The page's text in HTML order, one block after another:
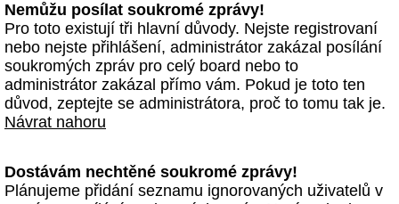
Nemůžu posílat soukromé zprávy!
Pro toto existují tři hlavní důvody. Nejste registrovaní
nebo nejste přihlášení, administrátor zakázal posílání
soukromých zpráv pro celý board nebo to
administrátor zakázal přímo vám. Pokud je toto ten
důvod, zeptejte se administrátora, proč to tomu tak je.
Návrat nahoru
Dostávám nechtěné soukromé zprávy!
Plánujeme přidání seznamu ignorovaných uživatelů v